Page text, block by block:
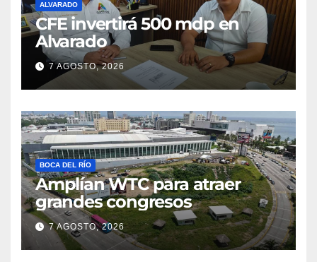
ALVARADO
CFE invertirá 500 mdp en
Alvarado
7 AGOSTO, 2026
BOCA DEL RÍO
Amplían WTC para atraer
grandes congresos
7 AGOSTO, 2026